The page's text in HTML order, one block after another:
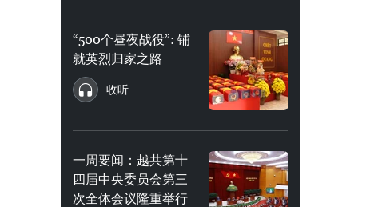
“500个昼夜战役”: 铺
就英烈归家之路
收听
一周要闻：越共第十
四届中央委员会第三
次全体会议隆重举行